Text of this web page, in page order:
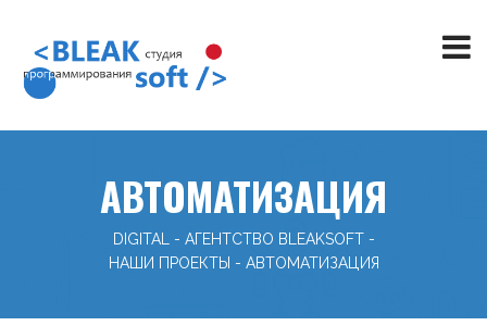
АВТОМАТИЗАЦИЯ
DIGITAL - АГЕНТСТВО BLEAKSOFT -
НАШИ ПРОЕКТЫ - АВТОМАТИЗАЦИЯ